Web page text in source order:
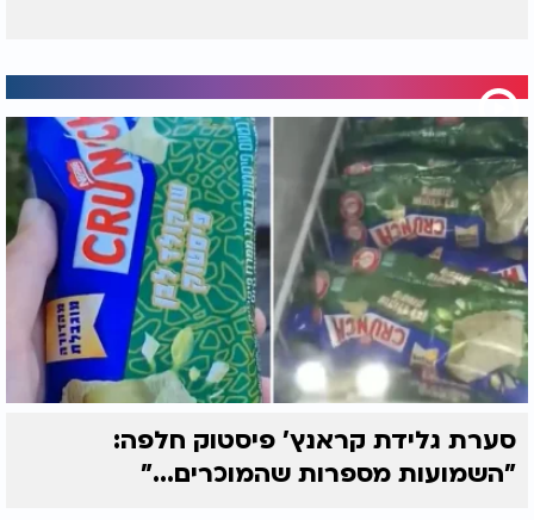
סערת גלידת קראנץ' פיסטוק חלפה:
"השמועות מספרות שהמוכרים..."